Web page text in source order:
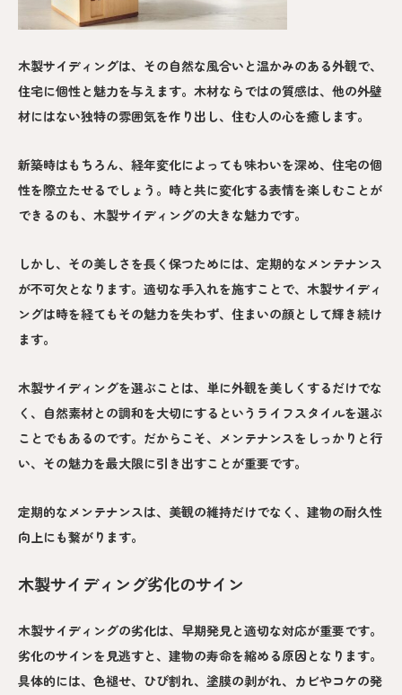
木製サイディングは、その自然な風合いと温かみのある外観で、
住宅に個性と魅力を与えます。木材ならではの質感は、他の外壁
材にはない独特の雰囲気を作り出し、住む人の心を癒します。
新築時はもちろん、経年変化によっても味わいを深め、住宅の個
性を際立たせるでしょう。時と共に変化する表情を楽しむことが
できるのも、木製サイディングの大きな魅力です。
しかし、その美しさを長く保つためには、定期的なメンテナンス
が不可欠となります。適切な手入れを施すことで、木製サイディ
ングは時を経てもその魅力を失わず、住まいの顔として輝き続け
ます。
木製サイディングを選ぶことは、単に外観を美しくするだけでな
く、自然素材との調和を大切にするというライフスタイルを選ぶ
ことでもあるのです。だからこそ、メンテナンスをしっかりと行
い、その魅力を最大限に引き出すことが重要です。
定期的なメンテナンスは、美観の維持だけでなく、建物の耐久性
向上にも繋がります。
木製サイディング劣化のサイン
木製サイディングの劣化は、早期発見と適切な対応が重要です。
劣化のサインを見逃すと、建物の寿命を縮める原因となります。
具体的には、色褪せ、ひび割れ、塗膜の剥がれ、カビやコケの発